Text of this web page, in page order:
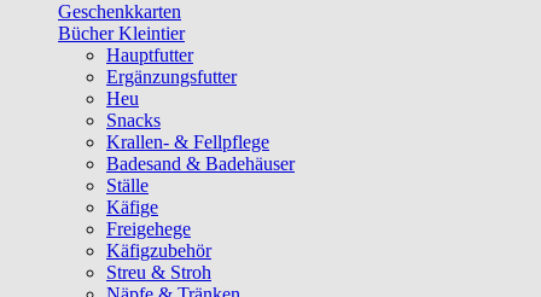
Geschenkkarten
Bücher Kleintier
Hauptfutter
Ergänzungsfutter
Heu
Snacks
Krallen- & Fellpflege
Badesand & Badehäuser
Ställe
Käfige
Freigehege
Käfigzubehör
Streu & Stroh